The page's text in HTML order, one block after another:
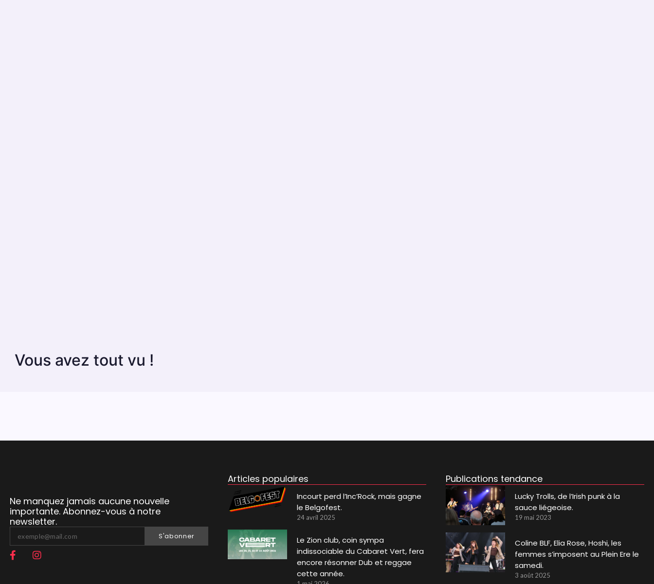
Vous avez tout vu !
Ne manquez jamais aucune nouvelle
importante. Abonnez-vous à notre
newsletter.
S'abonner
Articles populaires
Incourt perd l’Inc’Rock, mais gagne
le Belgofest.
24 avril 2025
Le Zion club, coin sympa
indissociable du Cabaret Vert, fera
encore résonner Dub et reggae
cette année.
Publications tendance
Lucky Trolls, de l’Irish punk à la
sauce liégeoise.
19 mai 2023
Coline BLF, Elia Rose, Hoshi, les
femmes s’imposent au Plein Ere le
samedi.
3 août 2025